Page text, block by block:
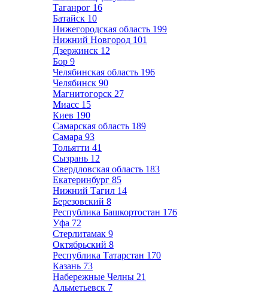
Таганрог 16
Батайск 10
Нижегородская область 199
Нижний Новгород 101
Дзержинск 12
Бор 9
Челябинская область 196
Челябинск 90
Магнитогорск 27
Миасс 15
Киев 190
Самарская область 189
Самара 93
Тольятти 41
Сызрань 12
Свердловская область 183
Екатеринбург 85
Нижний Тагил 14
Березовский 8
Республика Башкортостан 176
Уфа 72
Стерлитамак 9
Октябрьский 8
Республика Татарстан 170
Казань 73
Набережные Челны 21
Альметьевск 7